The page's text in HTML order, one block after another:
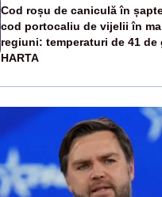
Cod roșu de caniculă în
cod portocaliu de vijelii în
regiuni: temperaturi de 41 de
HARTA